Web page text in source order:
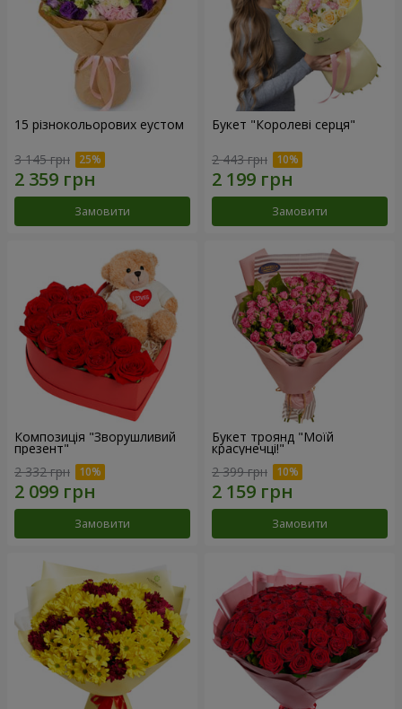
15 різнокольорових еустом
3 145 грн
Замовити
Букет "Королеві серця"
2 443 грн
Замовити
Композиція "Зворушливий
презент"
2 332 грн
Замовити
Букет троянд "Моїй
красунечці!"
2 399 грн
Замовити